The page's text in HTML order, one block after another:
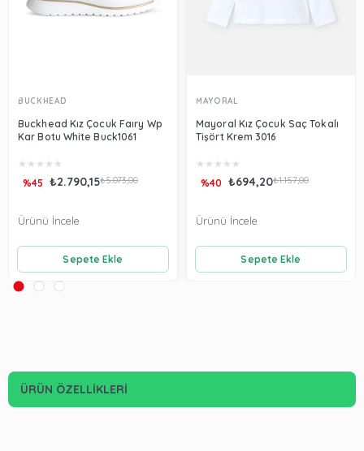
BUCKHEAD
Buckhead Kız Çocuk Faıry Wp
Kar Botu White Buck1061
★ ★ ★ ★ ★
₺2.790,15₺5.073,00
%45
Sepete Ekle
Ürünü İncele
MAYORAL
Mayoral Kız Çocuk Saç Tokalı
Tişört Krem 3016
★ ★ ★ ★ ★
₺694,20₺1.157,00
%40
Sepete Ekle
Ürünü İncele
ÜRÜN ÖZELLIKLERI